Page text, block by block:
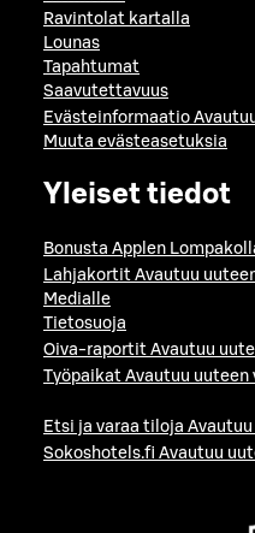
Ravintolat kartalla
Lounas
Tapahtumat
Saavutettavuus
Evästeinformaatio
Muuta evästeasetuksia
Yleiset tiedot
Bonusta Applen
Lahjakortit Avautuu
Medialle
Tietosuoja
Oiva-raportit Avautuu
Työpaikat Avautuu uuteen
Etsi ja varaa tiloja
Sokoshotels.fi Avautuu